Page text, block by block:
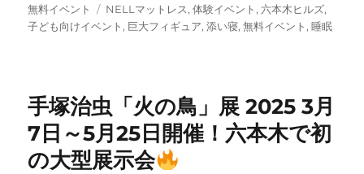
稿
日:
テ
ゴ
無料イベント
タ
グ
NELLマットレス,体験イベント , 六本木ヒルズ,
子ども向けイベント , 巨大フィギュア,添い寝,無料イベント ,睡眠
手塚治虫「火の鳥」展 2025 3月
7日～5月25日開催！六本木で初
の大型展示会